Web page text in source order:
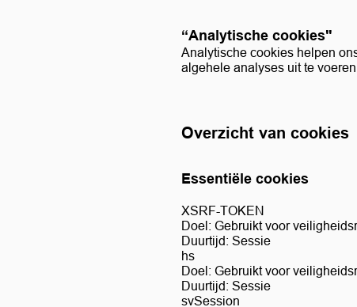
“Analytische cookies"
Analytische cookies helpen
algehele analyses uit te voeren.
Overzicht van cookies
Essentiële cookies
XSRF-TOKEN
Doel: Gebruikt voor
Duurtijd: Sessie
hs
Doel: Gebruikt voor
Duurtijd: Sessie
svSession